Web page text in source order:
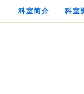
科室简介 科室